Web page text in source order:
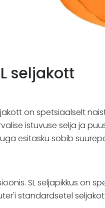
seljakott
on spetsiaalselt
istuvuse selja ja
esitasku sobib
SL seljapikkus on
standardsetel